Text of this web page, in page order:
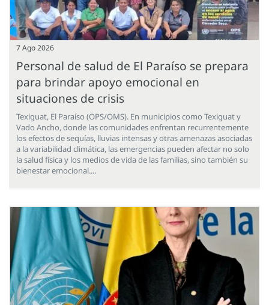
7 Ago 2026
Personal de salud de El Paraíso se prepara
para brindar apoyo emocional en
situaciones de crisis
Texiguat, El Paraíso (OPS/OMS). En municipios como Texiguat y
Vado Ancho, donde las comunidades enfrentan recurrentemente
los efectos de sequías, lluvias intensas y otras amenazas asociadas
a la variabilidad climática, las emergencias pueden afectar no solo
la salud física y los medios de vida de las familias, sino también su
bienestar emocional....